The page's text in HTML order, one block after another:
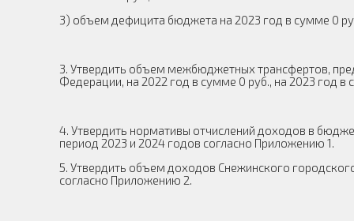
3) объем дефицита бюджета на 2023 год в сумме 0
3. Утвердить объем межбюджетных трансфертов,
Федерации, на 2022 год в сумме 0 руб., на 2023 год
4. Утвердить нормативы отчислений доходов в
период 2023 и 2024 годов согласно Приложению 1.
5. Утвердить объем доходов Снежинского
согласно Приложению 2.